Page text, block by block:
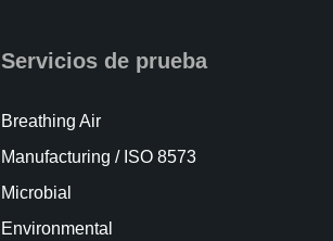
Servicios de prueba
Breathing Air
Manufacturing / ISO 8573
Microbial
Environmental